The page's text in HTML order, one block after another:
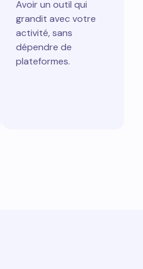
Avoir un outil qui
grandit avec votre
activité, sans
dépendre de
plateformes.